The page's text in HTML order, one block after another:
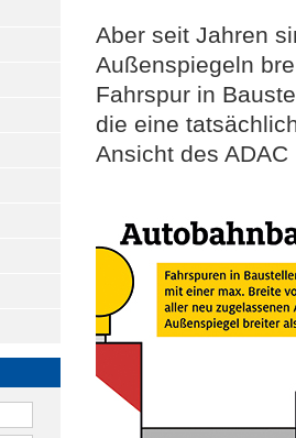
Aber seit Jahren
Außenspiegeln
Fahrspur in
die eine
Ansicht des